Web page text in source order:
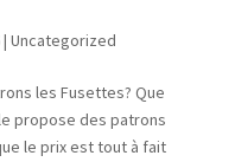
| Uncategorized
les Fusettes? Que
propose des patrons
le prix est tout à fait